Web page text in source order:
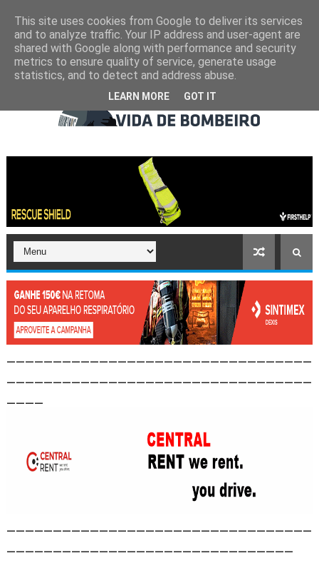
This site uses cookies from Google to deliver its services
and to analyze traffic. Your IP address and user-agent are
shared with Google along with performance and security
metrics to ensure quality of service, generate usage
statistics, and to detect and address abuse.
LEARN MORE GOT IT